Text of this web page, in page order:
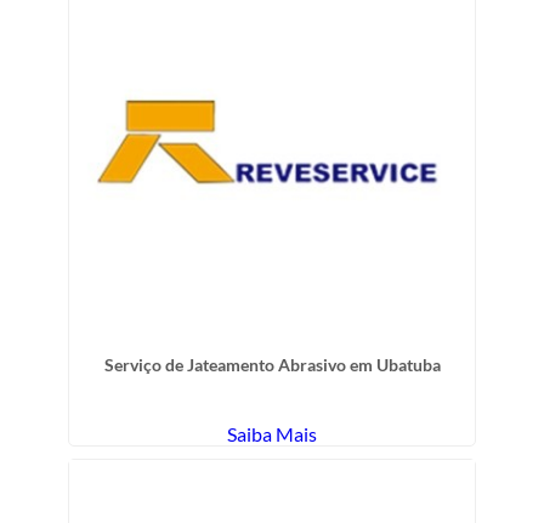
Serviço de Jateamento Abrasivo em Ubatuba
Saiba Mais